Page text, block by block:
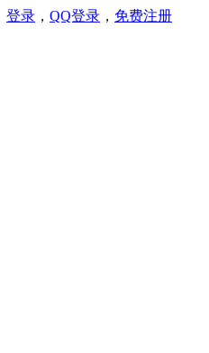
登录 ， QQ登录 ， 免费注册